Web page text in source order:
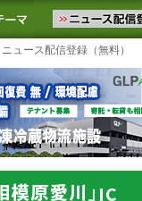
けします。物流
に追加 よく見るテーマ
ニュース配信登録（無料）